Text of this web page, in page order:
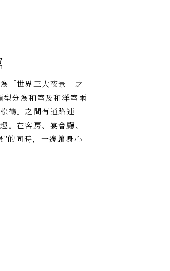
「世界三大夜景」之
分為和室及和洋室兩
鶴」之間有通路連
。在客房、宴會廳、
"的同時，一邊讓身心